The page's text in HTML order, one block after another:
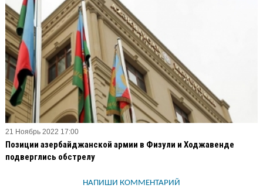
21 Ноябрь 2022 17:00
Позиции азербайджанской армии в Физули и Ходжавенде
подверглись обстрелу
НАПИШИ КОММЕНТАРИЙ